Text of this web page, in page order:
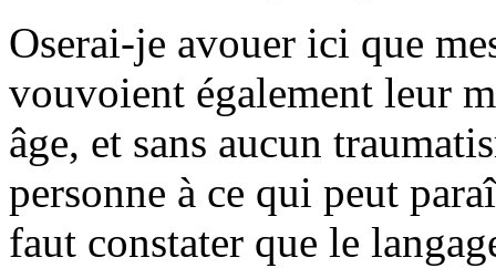
Oserai-je avouer ici que
vouvoient également leur
âge, et sans aucun
personne à ce qui peut
faut constater que le